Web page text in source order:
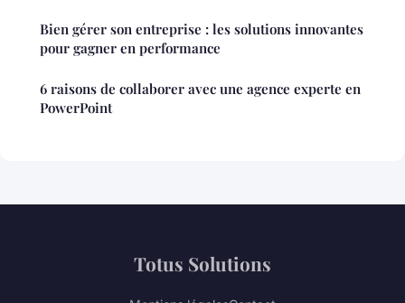
Bien gérer son entreprise : les solutions innovantes
pour gagner en performance
6 raisons de collaborer avec une agence experte en
PowerPoint
Totus Solutions